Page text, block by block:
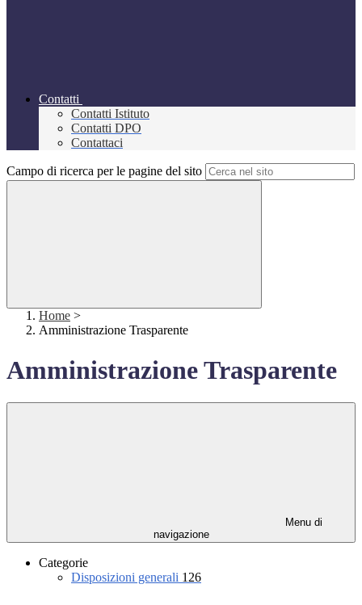
Contatti
Contatti Istituto
Contatti DPO
Contattaci
Campo di ricerca per le pagine del sito
Home >
Amministrazione Trasparente
Amministrazione Trasparente
Menu di
navigazione
Categorie
Disposizioni generali 126